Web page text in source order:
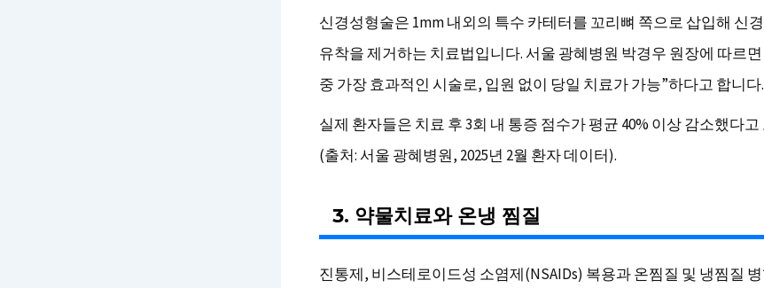
신경성형술은 1mm 내외의 특수 카테터를 꼬리뼈 쪽으로 삽입해 신
유착을 제거하는 치료법입니다. 서울 광혜병원 박경우 원장에 따르
중 가장 효과적인 시술로, 입원 없이 당일 치료가 가능”하다고 합니다.
실제 환자들은 치료 후 3회 내 통증 점수가 평균 40% 이상 감소했다
(출처: 서울 광혜병원, 2025년 2월 환자 데이터).
3. 약물치료와 온냉 찜질
진통제, 비스테로이드성 소염제(NSAIDs) 복용과 온찜질 및 냉찜질